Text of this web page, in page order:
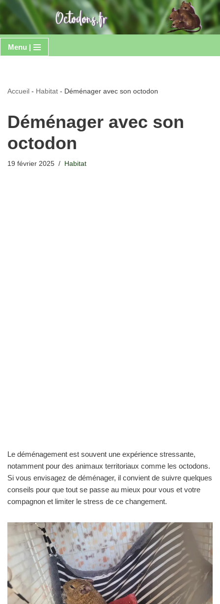
Aller
au
contenu
Menu |
Accueil - Habitat - Déménager avec son octodon
Déménager avec son
octodon
19 février 2025 Habitat
Le déménagement est souvent une expérience stressante,
notamment pour des animaux territoriaux comme les octodons.
Si vous envisagez de déménager, il convient de suivre quelques
conseils pour que tout se passe au mieux pour vous et votre
compagnon et limiter le stress de ce changement.